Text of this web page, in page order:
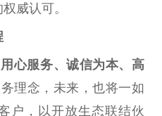
威认可。
心服务、诚信为本、高
理念，未来，也将一如
户，以开放生态联结伙